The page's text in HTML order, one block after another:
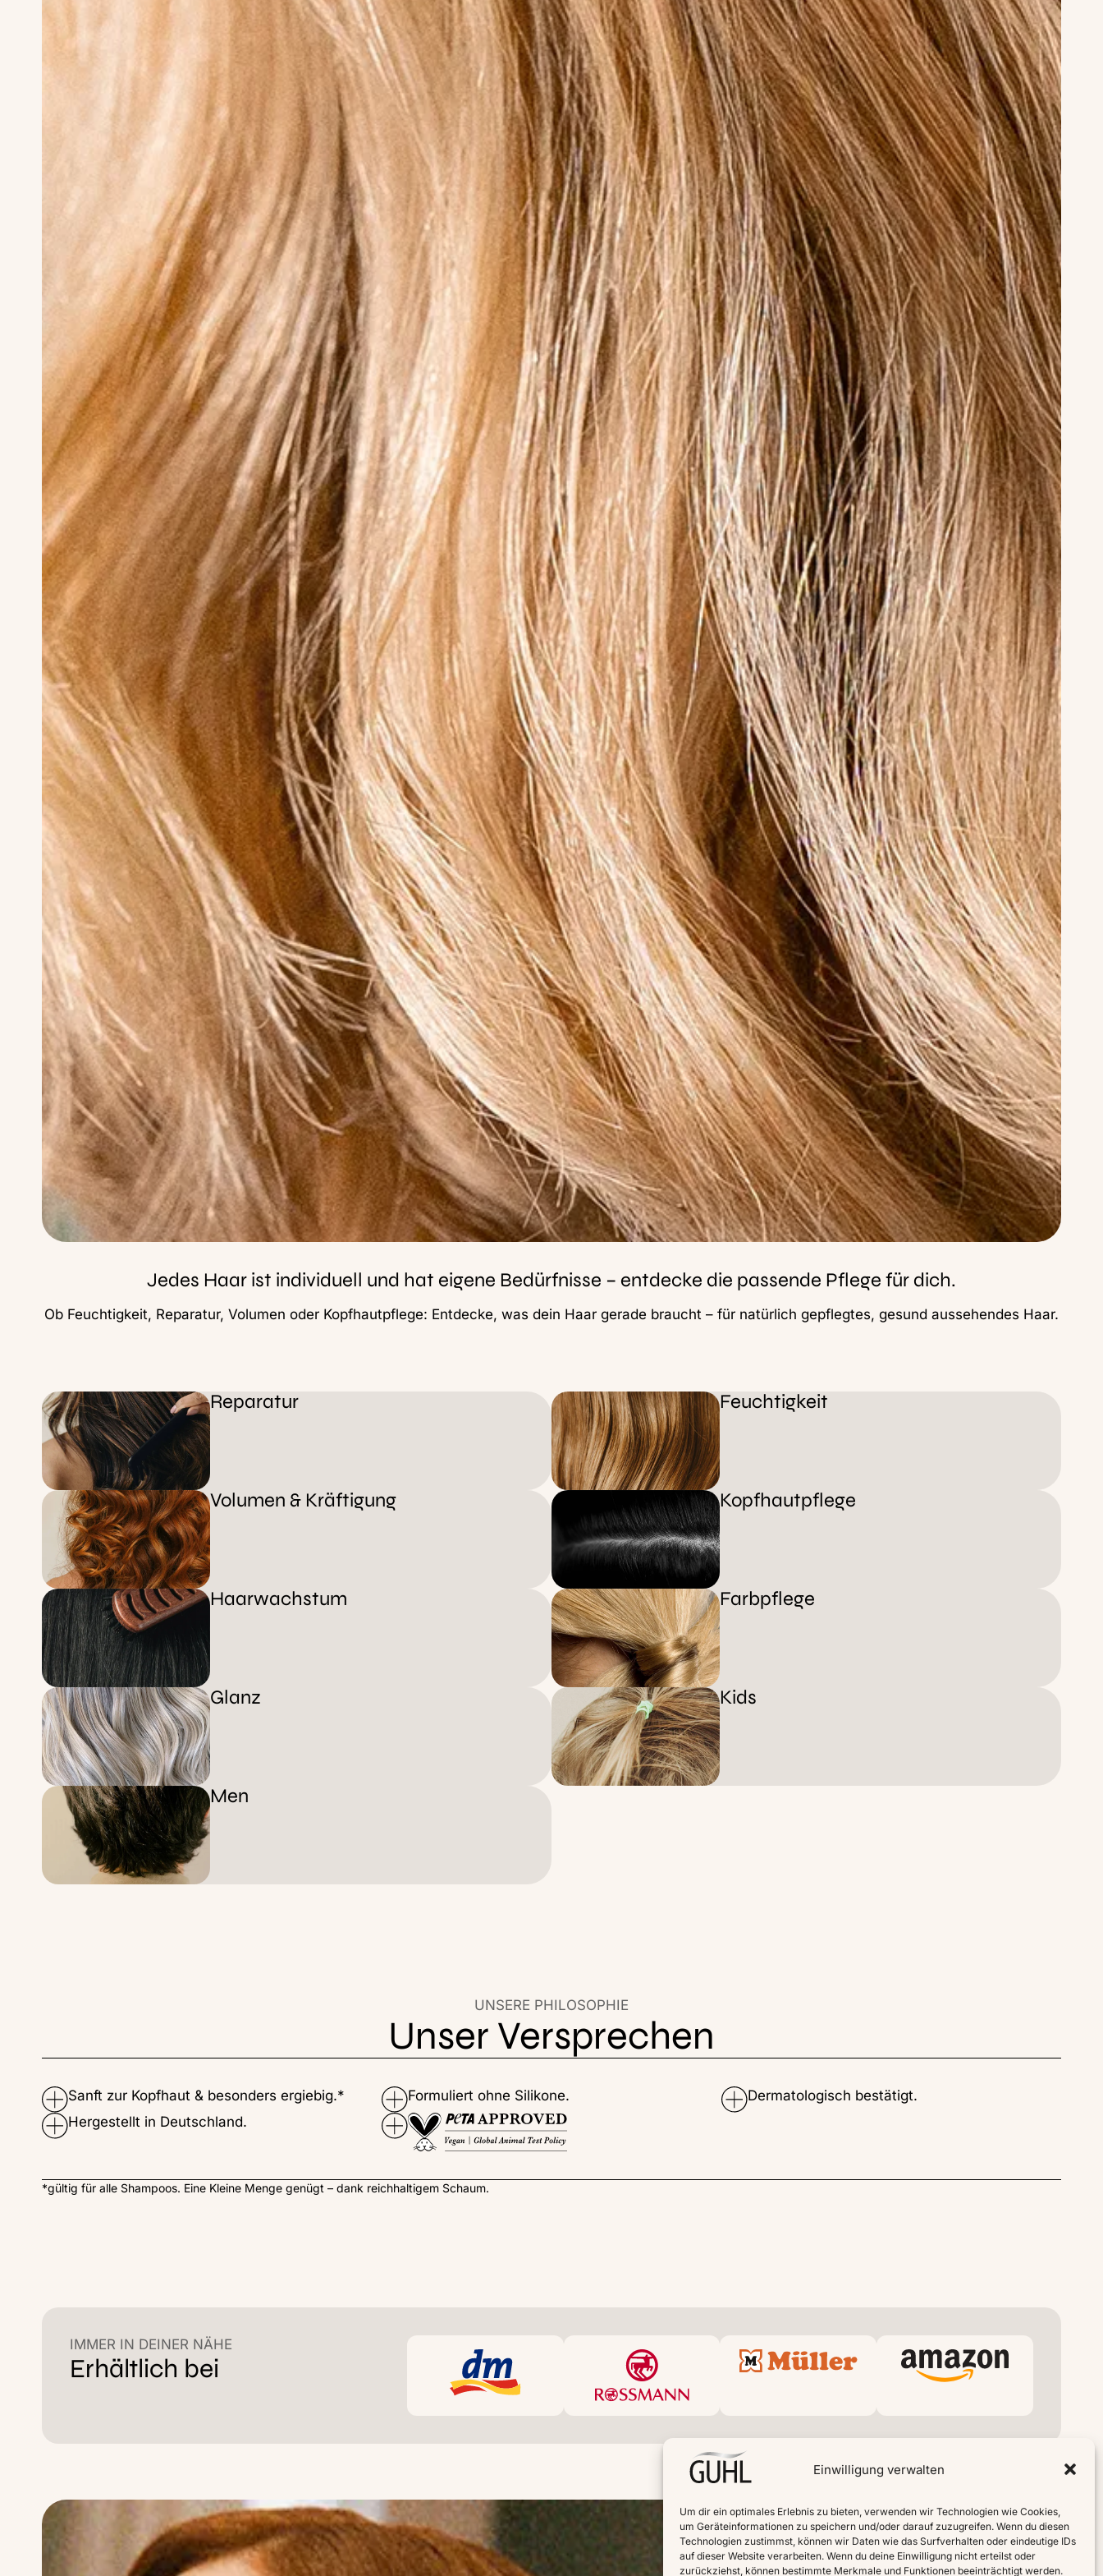
Einwilligung verwalten
Um dir ein optimales Erlebnis zu bieten, verwenden wir Technologien wie Cookies,
um Geräteinformationen zu speichern und/oder darauf zuzugreifen. Wenn du diesen
Technologien zustimmst, können wir Daten wie das Surfverhalten oder eindeutige IDs
auf dieser Website verarbeiten. Wenn du deine Einwilligung nicht erteilst oder
zurückziehst, können bestimmte Merkmale und Funktionen beeinträchtigt werden.
Jedes Haar ist individuell und hat eigene Bedürfnisse – entdecke die passende Pflege für dich.
Ob Feuchtigkeit, Reparatur, Volumen oder Kopfhautpflege: Entdecke, was dein Haar gerade braucht – für natürlich gepflegtes, gesund aussehendes Haar.
Reparatur Feuchtigkeit
Volumen & Kräftigung Kopfhautpflege
Haarwachstum Farbpflege
Glanz Kids
Men
UNSERE PHILOSOPHIE
Unser Versprechen
Sanft zur Kopfhaut & besonders ergiebig.* Formuliert ohne Silikone.
Dermatologisch bestätigt.
Hergestellt in Deutschland.
*gültig für alle Shampoos. Eine Kleine Menge genügt – dank reichhaltigem Schaum.
IMMER IN DEINER NÄHE
Erhältlich bei